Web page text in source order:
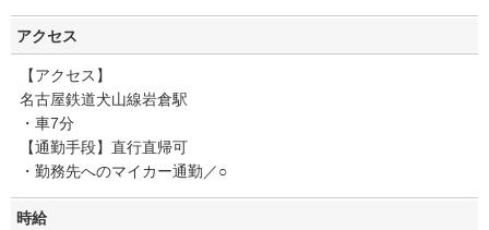
アクセス
【アクセス】
名古屋鉄道犬山線岩倉駅
・車7分
【通勤手段】直行直帰可
・勤務先へのマイカー通勤／○
時給